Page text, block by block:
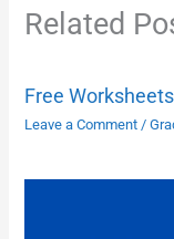
Related
Free
Leave a Comment /